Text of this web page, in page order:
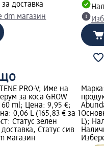
доставка
dm магазин
PRO-V; Име на
за коса GROW
60 ml; Цена: 9,95 €;
0,06 L (165,83 € за 1
Статус зелен
Статус сив
магазин
L);